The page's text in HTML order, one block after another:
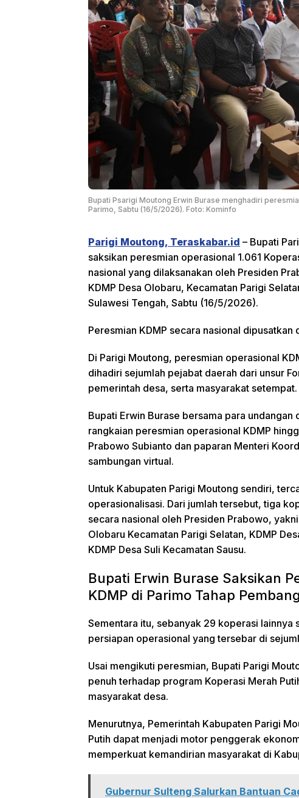
Bupati Psarigi Moutong Erwin Burase menghadiri
Parimo, Sabtu (16/5/2026). Foto: Kominfo
Parigi Moutong, Teraskabar.id – Bupati
saksikan peresmian operasional 1.061
nasional yang dilaksanakan oleh Presiden
KDMP Desa Olobaru, Kecamatan Parigi
Sulawesi Tengah, Sabtu (16/5/2026).
Peresmian KDMP secara nasional
Di Parigi Moutong, peresmian operasional
dihadiri sejumlah pejabat daerah dari unsur
pemerintah desa, serta masyarakat setempat.
Bupati Erwin Burase bersama para
rangkaian peresmian operasional KDMP
Prabowo Subianto dan paparan Menteri
sambungan virtual.
Untuk Kabupaten Parigi Moutong sendiri,
operasionalisasi. Dari jumlah tersebut, tiga
secara nasional oleh Presiden Prabowo,
Olobaru Kecamatan Parigi Selatan, KDMP
KDMP Desa Suli Kecamatan Sausu.
Bupati Erwin Burase Saksikan
KDMP di Parimo Tahap
Sementara itu, sebanyak 29 koperasi lainnya
persiapan operasional yang tersebar di
Usai mengikuti peresmian, Bupati Parigi
penuh terhadap program Koperasi Merah
masyarakat desa.
Menurutnya, Pemerintah Kabupaten Parigi
Putih dapat menjadi motor penggerak
memperkuat kemandirian masyarakat di
Gubernur Sulteng Salurkan Bantuan
Tinggi Konflik
Agraria, Aset Pemda
Banyak Belum
Bersertipikat